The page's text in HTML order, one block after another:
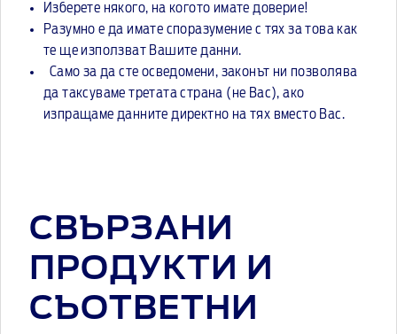
Изберете някого, на когото имате доверие!
Разумно е да имате споразумение с тях за това как
те ще използват Вашите данни.
Само за да сте осведомени, законът ни позволява
да таксуваме третата страна (не Вас), ако
изпращаме данните директно на тях вместо Вас.
СВЪРЗАНИ
ПРОДУКТИ И
СЪОТВЕТНИ